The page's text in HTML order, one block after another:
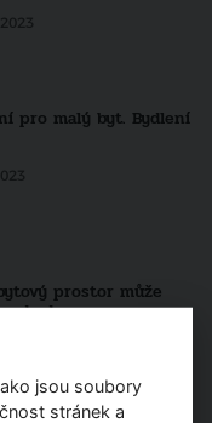
pro malý byt. Bydlení
prostor může
jsou soubory
stránek a